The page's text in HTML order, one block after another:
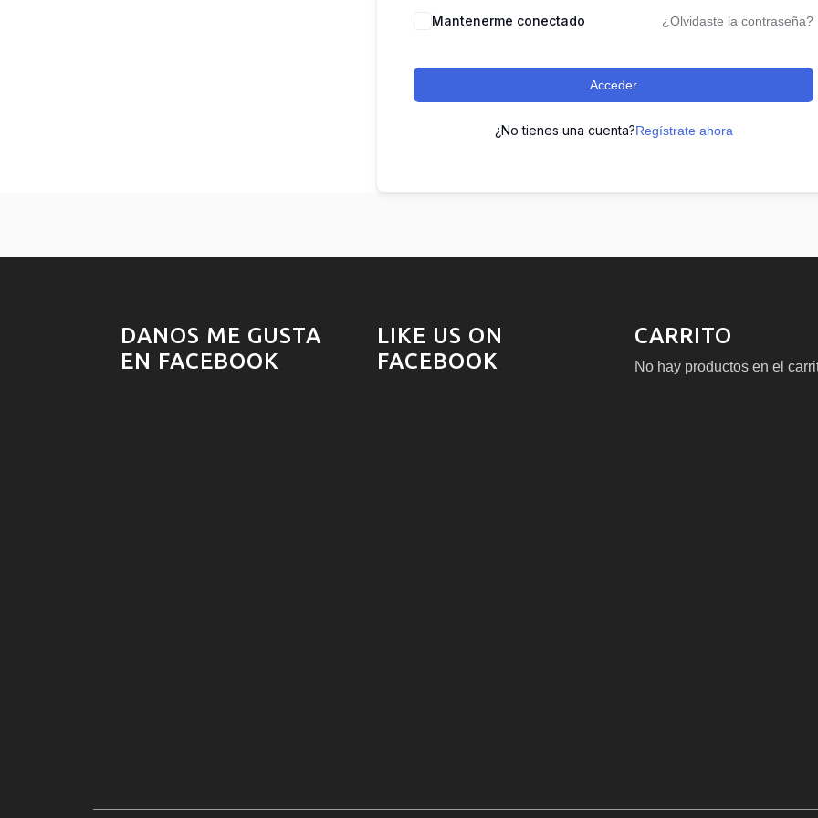
Mantenerme conectado ¿Olvidaste la contraseña?
Acceder
¿No tienes una cuenta?Regístrate ahora
DANOS ME GUSTA
EN FACEBOOK
LIKE US ON
FACEBOOK
CARRITO
No hay productos en el